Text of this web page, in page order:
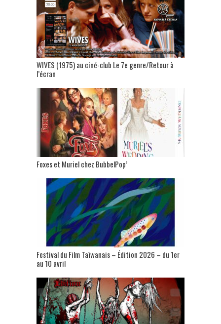
WIVES (1975) au ciné-club Le 7e genre/Retour à
l’écran
Foxes et Muriel chez BubbelPop’
Festival du Film Taïwanais – Édition 2026 – du 1er
au 10 avril